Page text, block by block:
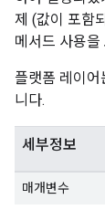
제 (값이 포함
메서드 사용을
플랫폼 레이
니다.
세부정보
매개변수